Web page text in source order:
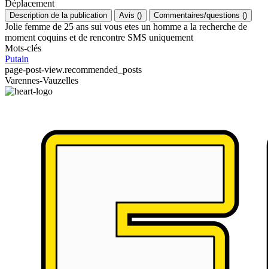
Déplacement
Description de la publication Avis () Commentaires/questions ()
Jolie femme de 25 ans sui vous etes un homme a la recherche de
moment coquins et de rencontre SMS uniquement
Mots-clés
Putain
page-post-view.recommended_posts
Varennes-Vauzelles